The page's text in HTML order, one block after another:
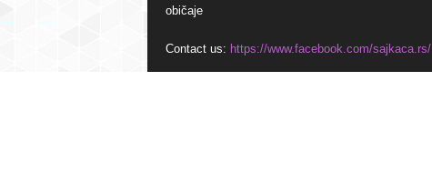
običaje
Contact us: https://www.facebook.com/sajkaca.rs/